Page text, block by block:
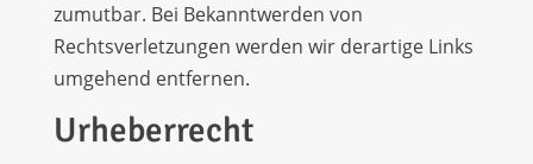
zumutbar. Bei Bekanntwerden von
Rechtsverletzungen werden wir derartige Links
umgehend entfernen.
Urheberrecht